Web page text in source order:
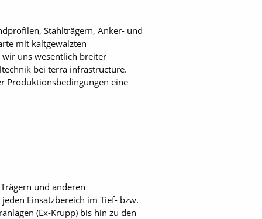
Stahlträgern, Anker- und
mit kaltgewalzten
uns wesentlich breiter
bei terra infrastructure.
Produktionsbedingungen eine
und anderen
Einsatzbereich im Tief- bzw.
(Ex-Krupp) bis hin zu den